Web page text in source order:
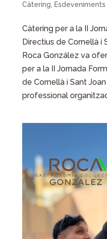
Càtering, Esdeveniments
Càtering per a la II
Directius de Cornellà i
Roca González va
per a la II Jornada
de Cornellà i Sant
professional